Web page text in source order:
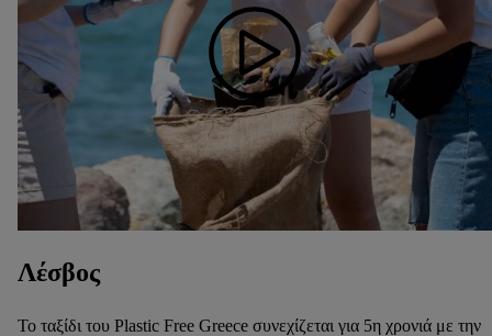
Λέσβος
Το ταξίδι του Plastic Free Greece συνεχίζεται για 5η χρονιά με την